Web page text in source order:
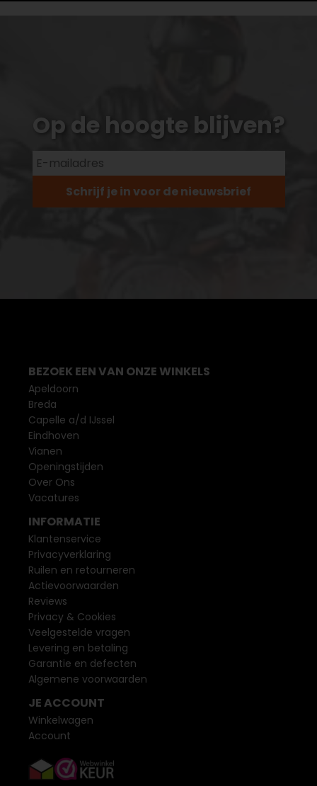
Op de hoogte blijven?
Schrijf je in voor de nieuwsbrief
BEZOEK EEN VAN ONZE WINKELS
Apeldoorn
Breda
Capelle a/d IJssel
Eindhoven
Vianen
Openingstijden
Over Ons
Vacatures
INFORMATIE
Klantenservice
Privacyverklaring
Ruilen en retourneren
Actievoorwaarden
Reviews
Privacy & Cookies
Veelgestelde vragen
Levering en betaling
Garantie en defecten
Algemene voorwaarden
JE ACCOUNT
Winkelwagen
Account